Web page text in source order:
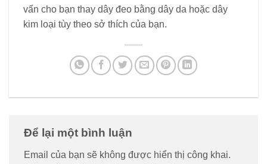
vấn cho bạn thay dây đeo bằng dây da hoặc dây
kim loại tùy theo sở thích của bạn.
Để lại một bình luận
Email của bạn sẽ không được hiển thị công khai.